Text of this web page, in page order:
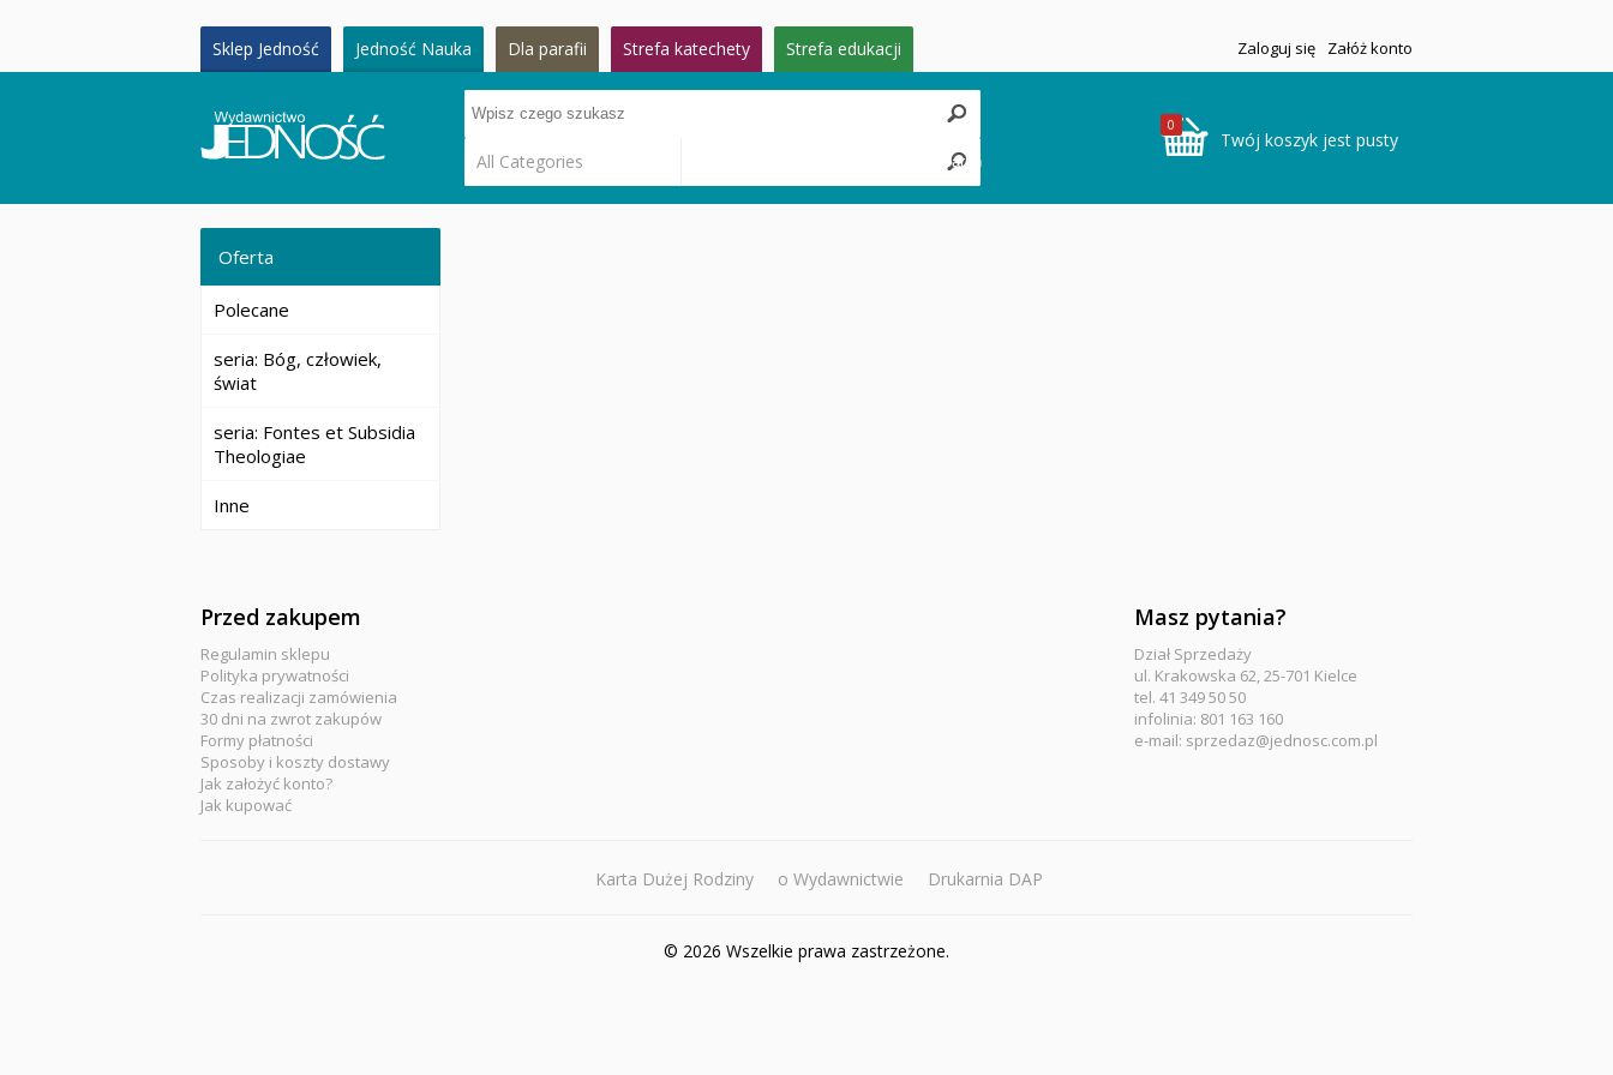
Sklep Jedność Jedność Nauka Dla parafii Strefa katechety Strefa edukacji Zaloguj się Załóż konto
All Categories Search
0
Twój koszyk jest pusty
Oferta
Polecane
seria: Bóg, człowiek,
świat
seria: Fontes et Subsidia
Theologiae
Inne
Przed zakupem
Regulamin sklepu
Polityka prywatności
Czas realizacji zamówienia
30 dni na zwrot zakupów
Formy płatności
Sposoby i koszty dostawy
Jak założyć konto?
Jak kupować
Masz pytania?
Dział Sprzedaży
ul. Krakowska 62, 25-701 Kielce
tel. 41 349 50 50
infolinia: 801 163 160
e-mail: sprzedaz@jednosc.com.pl
Karta Dużej Rodziny o Wydawnictwie Drukarnia DAP
© 2026 Wszelkie prawa zastrzeżone.